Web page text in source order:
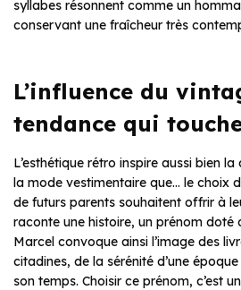
syllabes résonnent comme un
conservant une fraîcheur très
L’influence du
tendance qui
L’esthétique rétro inspire aussi bien
la mode vestimentaire que… le choix
de futurs parents souhaitent offrir à
raconte une histoire, un prénom doté
Marcel convoque ainsi l’image des
citadines, de la sérénité d’une
son temps. Choisir ce prénom, c’est